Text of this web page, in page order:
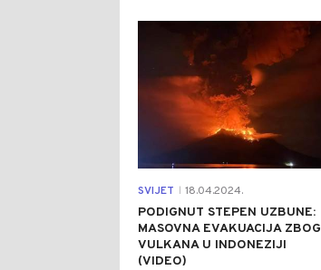
SVIJET 18.04.2024.
PODIGNUT STEPEN UZBUNE:
MASOVNA EVAKUACIJA ZBOG
VULKANA U INDONEZIJI
(VIDEO)